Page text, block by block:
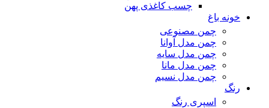
چسب کاغذی پهن
خونه باغ
چمن مصنوعی
چمن مدل آوانا
چمن مدل سایه
چمن مدل مانا
چمن مدل نسیم
رنگ
اسپری رنگ